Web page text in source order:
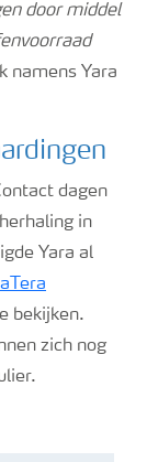
door middel
namens Yara
dagen
in
Yara al
bekijken.
zich nog